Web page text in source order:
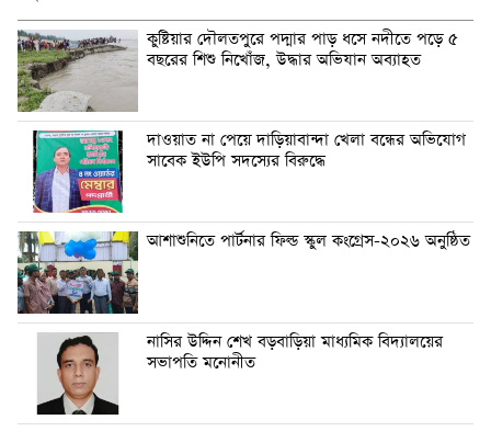
কুষ্টিয়ার দৌলতপুরে পদ্মার পাড় ধসে নদীতে পড়ে ৫
বছরের শিশু নিখোঁজ, উদ্ধার অভিযান অব্যাহত
দাওয়াত না পেয়ে দাড়িয়াবান্দা খেলা বন্ধের অভিযোগ
সাবেক ইউপি সদস্যের বিরুদ্ধে
আশাশুনিতে পার্টনার ফিল্ড স্কুল কংগ্রেস-২০২৬ অনুষ্ঠিত
নাসির উদ্দিন শেখ বড়বাড়িয়া মাধ্যমিক বিদ্যালয়ের
সভাপতি মনোনীত